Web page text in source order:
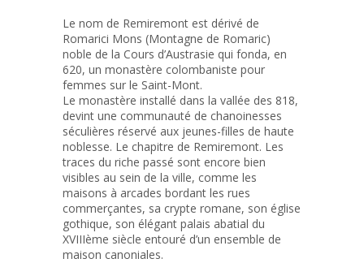
Le nom de Remiremont est dérivé de
Romarici Mons (Montagne de Romaric)
noble de la Cours d’Austrasie qui fonda, en
620, un monastère colombaniste pour
femmes sur le Saint-Mont.
Le monastère installé dans la vallée des 818,
devint une communauté de chanoinesses
séculières réservé aux jeunes-filles de haute
noblesse. Le chapitre de Remiremont. Les
traces du riche passé sont encore bien
visibles au sein de la ville, comme les
maisons à arcades bordant les rues
commerçantes, sa crypte romane, son église
gothique, son élégant palais abatial du
XVIIIème siècle entouré d’un ensemble de
maison canoniales.